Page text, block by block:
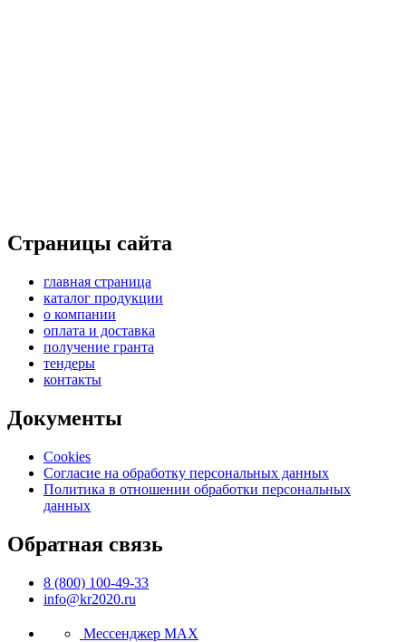
Страницы сайта
главная страница
каталог продукции
о компании
оплата и доставка
получение гранта
тендеры
контакты
Документы
Cookies
Согласие на обработку персональных данных
Политика в отношении обработки персональных
данных
Обратная связь
8 (800) 100-49-33
info@kr2020.ru
Мессенджер MAX